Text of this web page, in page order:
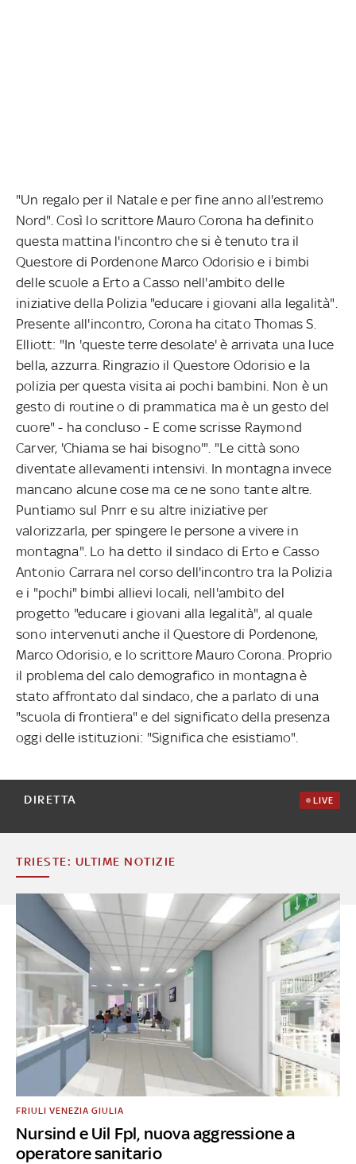
"Un regalo per il Natale e per fine anno all'estremo
Nord". Così lo scrittore Mauro Corona ha definito
questa mattina l'incontro che si è tenuto tra il
Questore di Pordenone Marco Odorisio e i bimbi
delle scuole a Erto a Casso nell'ambito delle
iniziative della Polizia "educare i giovani alla legalità".
Presente all'incontro, Corona ha citato Thomas S.
Elliott: "In 'queste terre desolate' è arrivata una luce
bella, azzurra. Ringrazio il Questore Odorisio e la
polizia per questa visita ai pochi bambini. Non è un
gesto di routine o di prammatica ma è un gesto del
cuore" - ha concluso - E come scrisse Raymond
Carver, 'Chiama se hai bisogno'". "Le città sono
diventate allevamenti intensivi. In montagna invece
mancano alcune cose ma ce ne sono tante altre.
Puntiamo sul Pnrr e su altre iniziative per
valorizzarla, per spingere le persone a vivere in
montagna". Lo ha detto il sindaco di Erto e Casso
Antonio Carrara nel corso dell'incontro tra la Polizia
e i "pochi" bimbi allievi locali, nell'ambito del
progetto "educare i giovani alla legalità", al quale
sono intervenuti anche il Questore di Pordenone,
Marco Odorisio, e lo scrittore Mauro Corona. Proprio
il problema del calo demografico in montagna è
stato affrontato dal sindaco, che a parlato di una
"scuola di frontiera" e del significato della presenza
oggi delle istituzioni: "Significa che esistiamo".
DIRETTA LIVE
TRIESTE: ULTIME NOTIZIE
Nursind e Uil Fpl, nuova aggressione a
operatore sanitario
FRIULI VENEZIA GIULIA